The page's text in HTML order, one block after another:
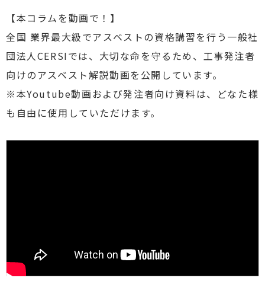
【本コラムを動画で！】
全国 業界最大級でアスベストの資格講習を行う一般社
団法人CERSIでは、大切な命を守るため、工事発注者
向けのアスベスト解説動画を公開しています。
※本Youtube動画および発注者向け資料は、どなた様
も自由に使用していただけます。